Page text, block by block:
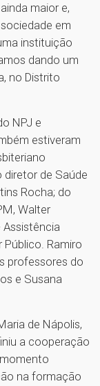
maior e,
em
instituição
dando um
no Distrito
NPJ e
estiveram
diretor de Saúde
Rocha; do
Walter
Assistência
Público. Ramiro
professores do
e Susana
de Nápolis,
a cooperação
na formação